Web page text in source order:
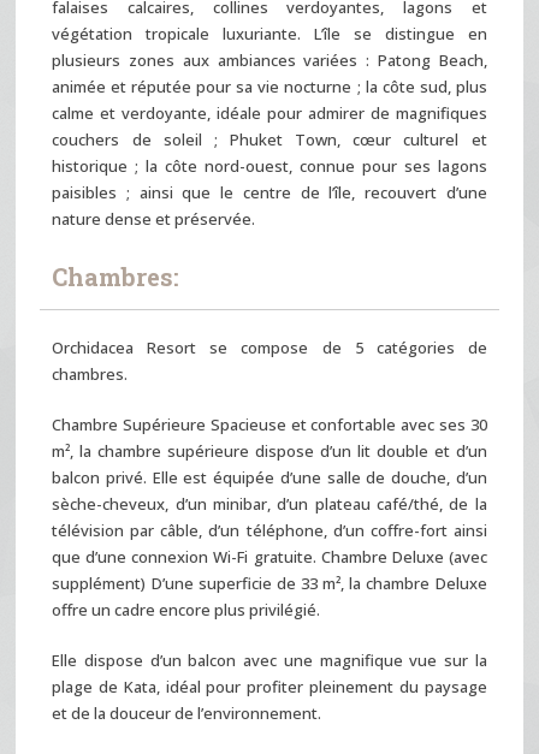
falaises calcaires, collines verdoyantes, lagons et
végétation tropicale luxuriante. L’île se distingue en
plusieurs zones aux ambiances variées : Patong Beach,
animée et réputée pour sa vie nocturne ; la côte sud, plus
calme et verdoyante, idéale pour admirer de magnifiques
couchers de soleil ; Phuket Town, cœur culturel et
historique ; la côte nord-ouest, connue pour ses lagons
paisibles ; ainsi que le centre de l’île, recouvert d’une
nature dense et préservée.
Chambres:
Orchidacea Resort se compose de 5 catégories de
chambres.
Chambre Supérieure Spacieuse et confortable avec ses 30
m², la chambre supérieure dispose d’un lit double et d’un
balcon privé. Elle est équipée d’une salle de douche, d’un
sèche-cheveux, d’un minibar, d’un plateau café/thé, de la
télévision par câble, d’un téléphone, d’un coffre-fort ainsi
que d’une connexion Wi-Fi gratuite. Chambre Deluxe (avec
supplément) D’une superficie de 33 m², la chambre Deluxe
offre un cadre encore plus privilégié.
Elle dispose d’un balcon avec une magnifique vue sur la
plage de Kata, idéal pour profiter pleinement du paysage
et de la douceur de l’environnement.